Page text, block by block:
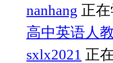
nanhang 正
高中英语人
sxlx2021 正